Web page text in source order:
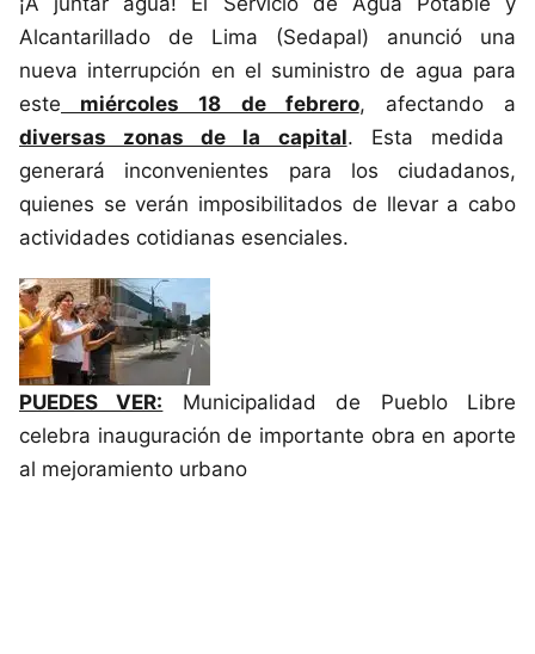
Alcantarillado de Lima (Sedapal) anunció una
nueva interrupción en el suministro de agua para
este miércoles 18 de febrero, afectando a
diversas zonas de la capital. Esta medida
generará inconvenientes para los ciudadanos,
quienes se verán imposibilitados de llevar a cabo
actividades cotidianas esenciales.
PUEDES VER: Municipalidad de Pueblo Libre
celebra inauguración de importante obra en aporte
al mejoramiento urbano